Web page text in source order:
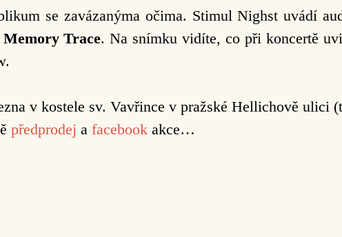
se zavázanýma očima. Stimul Nighst uvádí
Trace. Na snímku vidíte, co při koncertě
v kostele sv. Vavřince v pražské Hellichově ulici
předprodej a facebook akce…